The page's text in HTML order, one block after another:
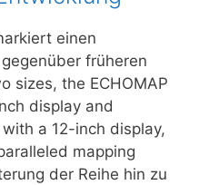
einen
früheren
sizes, the ECHOMAP
display and
a 12-inch display,
mapping
der Reihe hin zu